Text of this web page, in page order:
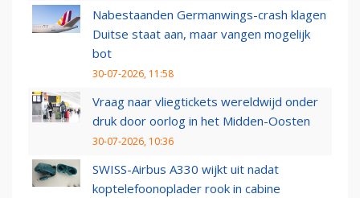
Nabestaanden Germanwings-crash klagen
Duitse staat aan, maar vangen mogelijk
bot
30-07-2026, 11:58
Vraag naar vliegtickets wereldwijd onder
druk door oorlog in het Midden-Oosten
30-07-2026, 10:36
SWISS-Airbus A330 wijkt uit nadat
koptelefoonoplader rook in cabine